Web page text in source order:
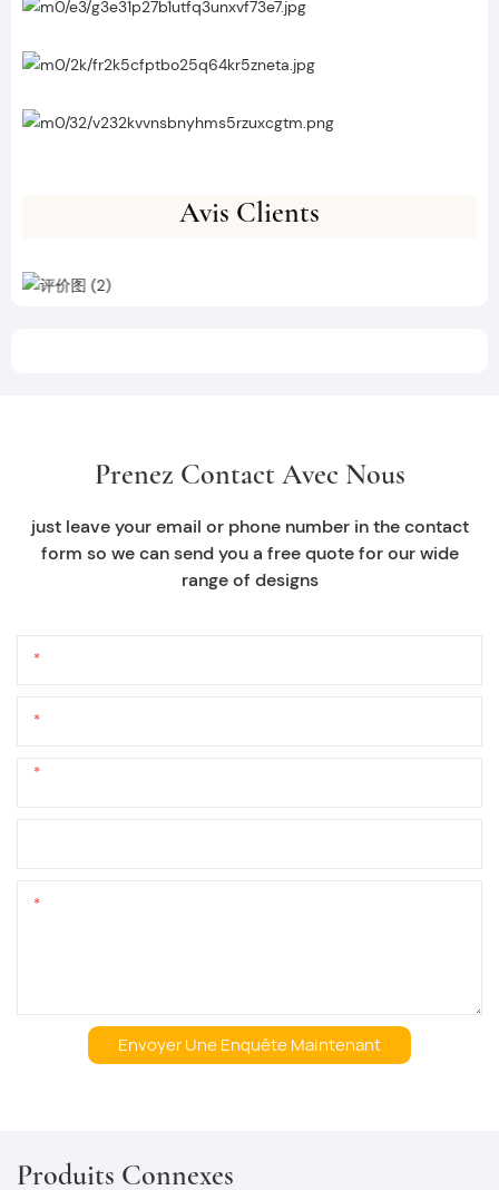
Avis Clients
Prenez Contact Avec Nous
just leave your email or phone number in the contact
form so we can send you a free quote for our wide
range of designs
Envoyer Une Enquête Maintenant
Produits Connexes